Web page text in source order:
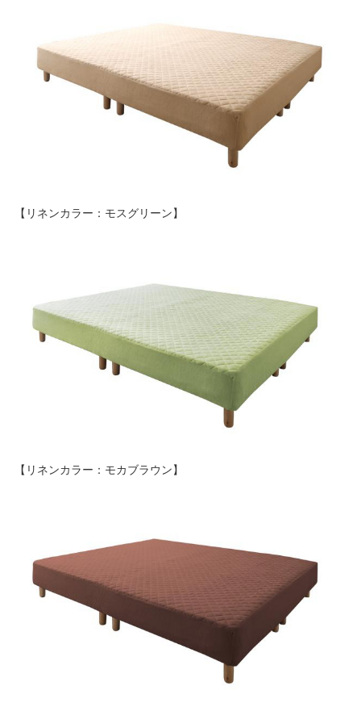
【リネンカラー：モスグリーン】
【リネンカラー：モカブラウン】